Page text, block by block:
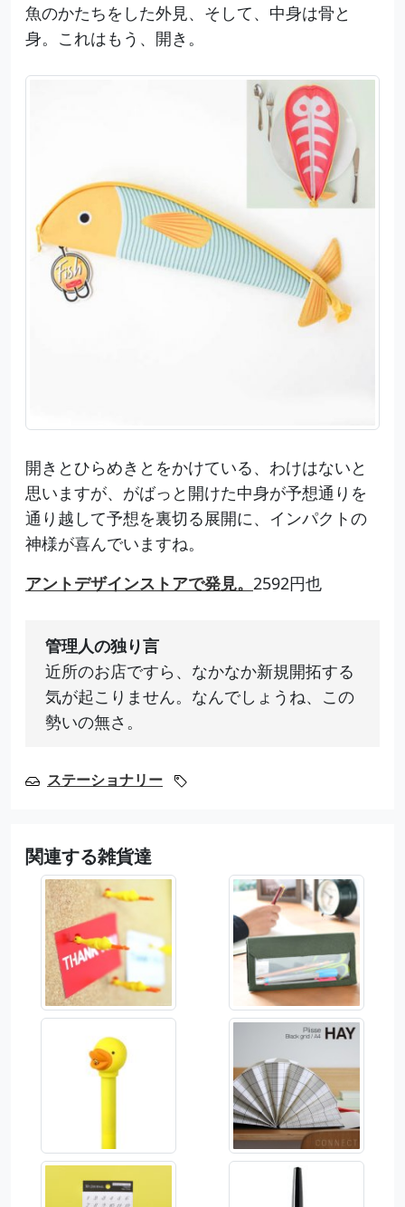
魚のかたちをした外見、そして、中身は骨と
身。これはもう、開き。
開きとひらめきとをかけている、わけはないと
思いますが、がばっと開けた中身が予想通りを
通り越して予想を裏切る展開に、インパクトの
神様が喜んでいますね。
アントデザインストアで発見。 2592円也
管理人の独り言
近所のお店ですら、なかなか新規開拓する
気が起こりません。なんでしょうね、この
勢いの無さ。
ステーショナリー
関連する雑貨達